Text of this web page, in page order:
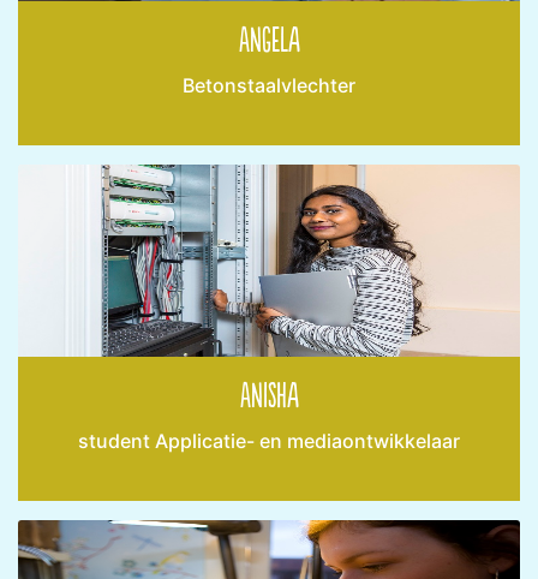
Angela
Betonstaalvlechter
Anisha
student Applicatie- en mediaontwikkelaar